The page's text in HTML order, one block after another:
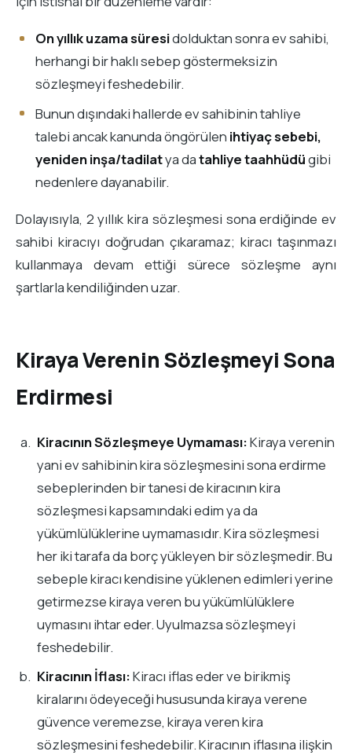
On yıllık uzama süresidolduktan sonra ev sahibi,
herhangi bir haklı sebep göstermeksizin
sözleşmeyi feshedebilir.
Bunun dışındaki hallerde ev sahibinin tahliye
talebi ancak kanunda öngörülen ihtiyaç sebebi,
yeniden inşa/tadilatya datahliye taahhüdügibi
nedenlere dayanabilir.
Dolayısıyla, 2 yıllık kira sözleşmesi sona erdiğinde ev
sahibi kiracıyı doğrudan çıkaramaz; kiracı taşınmazı
kullanmaya devam ettiği sürece sözleşme aynı
şartlarla kendiliğinden uzar.
Kiraya Verenin Sözleşmeyi Sona
Erdirmesi
Kiracının Sözleşmeye Uymaması:Kiraya verenin
yani ev sahibinin kira sözleşmesini sona erdirme
sebeplerinden bir tanesi de kiracının kira
sözleşmesi kapsamındaki edim ya da
yükümlülüklerine uymamasıdır. Kira sözleşmesi
her iki tarafa da borç yükleyen bir sözleşmedir. Bu
sebeple kiracı kendisine yüklenen edimleri yerine
getirmezse kiraya veren bu yükümlülüklere
uymasını ihtar eder. Uyulmazsa sözleşmeyi
feshedebilir.
Kiracının İflası:Kiracı iflas eder ve birikmiş
kiralarını ödeyeceği hususunda kiraya verene
güvence veremezse, kiraya veren kira
sözleşmesini feshedebilir. Kiracının iflasına ilişkin